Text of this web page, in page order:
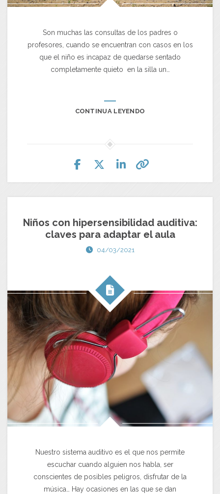
Son muchas las consultas de los padres o
profesores, cuando se encuentran con casos en los
que el niño es incapaz de quedarse sentado
completamente quieto en la silla un…
CONTINUA LEYENDO
Niños con hipersensibilidad auditiva:
claves para adaptar el aula
04/03/2021
Nuestro sistema auditivo es el que nos permite
escuchar cuando alguien nos habla, ser
conscientes de posibles peligros, disfrutar de la
música… Hay ocasiones en las que se dan